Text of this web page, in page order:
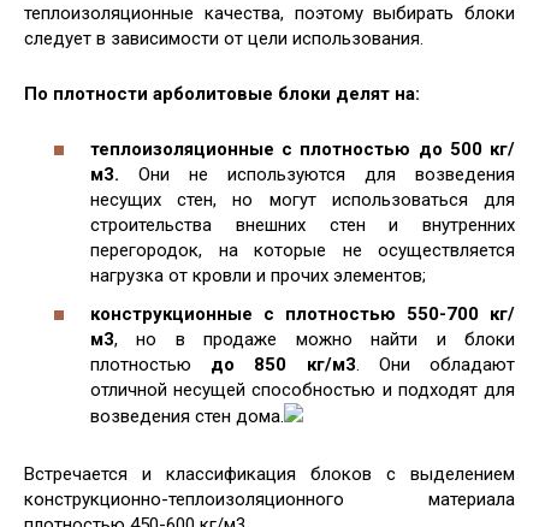
теплоизоляционные качества, поэтому выбирать блоки
следует в зависимости от цели использования.
По плотности арболитовые блоки делят на:
теплоизоляционные с плотностью до 500 кг/
м3. Они не используются для возведения
несущих стен, но могут использоваться для
строительства внешних стен и внутренних
перегородок, на которые не осуществляется
нагрузка от кровли и прочих элементов;
конструкционные с плотностью 550-700 кг/
м3, но в продаже можно найти и блоки
плотностью до 850 кг/м3 . Они обладают
отличной несущей способностью и подходят для
возведения стен дома.
Встречается и классификация блоков с выделением
конструкционно-теплоизоляционного материала